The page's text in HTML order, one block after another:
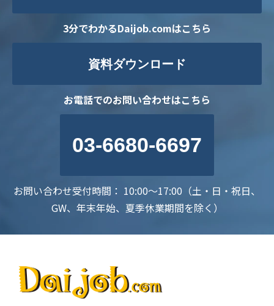
3分でわかるDaijob.comはこちら
資料ダウンロード
お電話でのお問い合わせはこちら
03-6680-6697
お問い合わせ受付時間： 10:00～17:00（土・日・祝日、
GW、年末年始、夏季休業期間を除く）